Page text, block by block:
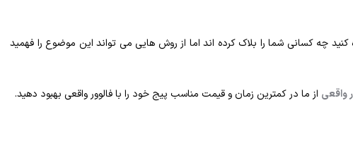
چه کسانی شما را بلاک کرده اند اما از روش هایی می تواند این موضوع را فهمید
واقعی از ما در کمترین زمان و قیمت مناسب پیج خود را با فالوور واقعی بهبود دهید.